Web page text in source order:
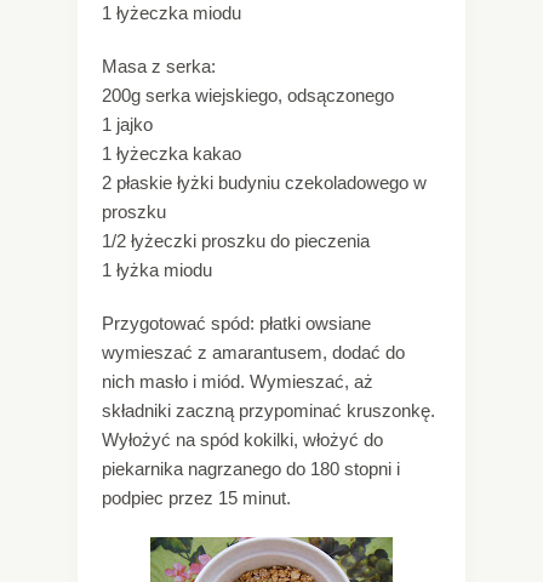
1 łyżeczka miodu
Masa z serka:
200g serka wiejskiego, odsączonego
1 jajko
1 łyżeczka kakao
2 płaskie łyżki budyniu czekoladowego w
proszku
1/2 łyżeczki proszku do pieczenia
1 łyżka miodu
Przygotować spód: płatki owsiane
wymieszać z amarantusem, dodać do
nich masło i miód. Wymieszać, aż
składniki zaczną przypominać kruszonkę.
Wyłożyć na spód kokilki, włożyć do
piekarnika nagrzanego do 180 stopni i
podpiec przez 15 minut.